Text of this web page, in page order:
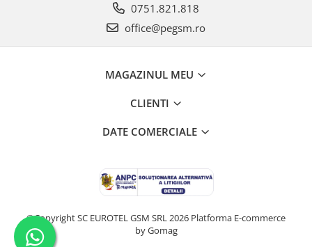
Acumulatori pentru Huawei
ACUMULATORI HUAWEI
COMPATIBILI
Acumulatori Pentru Iphone
Acumulatori Pentru Nokia
Acumulatori Pentru Samsung
ACUMULATORI SAMSUNG
0751.821.818
office@pegsm.ro
MAGAZINUL MEU
CLIENTI
DATE COMERCIALE
©Copyright SC EUROTEL GSM SRL 2026 Platforma E-commerce
by Gomag